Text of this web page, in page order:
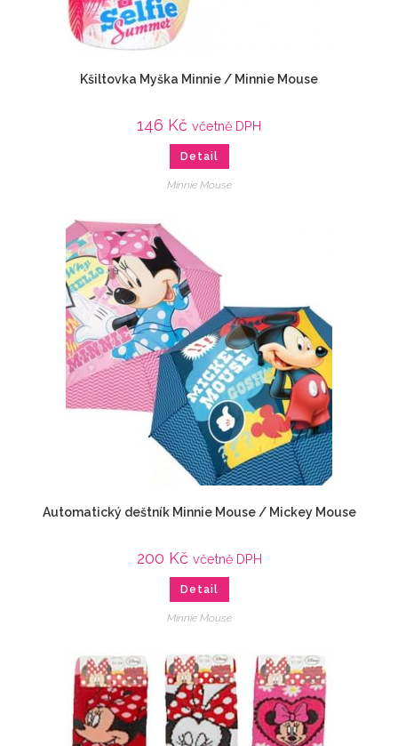
Kšiltovka Myška Minnie / Minnie Mouse
146 Kč včetně DPH
Detail
Minnie Mouse
Automatický deštník Minnie Mouse / Mickey Mouse
200 Kč včetně DPH
Detail
Minnie Mouse